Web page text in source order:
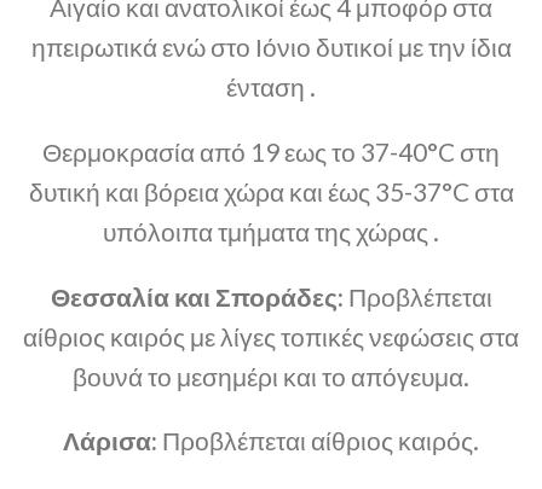
Αιγαίο και ανατολικοί έως 4 μποφόρ στα
ηπειρωτικά ενώ στο Ιόνιο δυτικοί με την ίδια
ένταση .
Θερμοκρασία από 19 εως το 37-40°C στη
δυτική και βόρεια χώρα και έως 35-37°C στα
υπόλοιπα τμήματα της χώρας .
Θεσσαλία και Σποράδες: Προβλέπεται
αίθριος καιρός με λίγες τοπικές νεφώσεις στα
βουνά το μεσημέρι και το απόγευμα.
Λάρισα: Προβλέπεται αίθριος καιρός.